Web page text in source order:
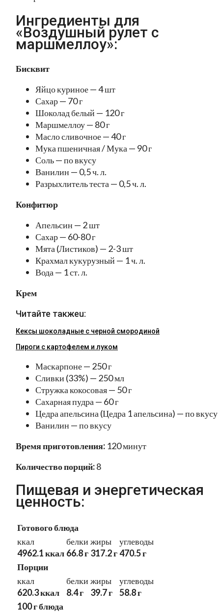
Ингредиенты для
«Воздушный рулет с
маршмеллоу»:
Бисквит
Яйцо куриное — 4 шт
Сахар — 70 г
Шоколад белый — 120 г
Маршмеллоу — 80 г
Масло сливочное — 40 г
Мука пшеничная / Мука — 90 г
Соль — по вкусу
Ванилин — 0,5 ч. л.
Разрыхлитель теста — 0,5 ч. л.
Конфитюр
Апельсин — 2 шт
Сахар — 60-80 г
Мята (Листиков) — 2-3 шт
Крахмал кукурузный — 1 ч. л.
Вода — 1 ст. л.
Крем
Читайте такжеu:
Кексы шоколадные с черной смородиной
Пироги c картофелем и луком
Маскарпоне — 250 г
Сливки (33%) — 250 мл
Стружка кокосовая — 50 г
Сахарная пудра — 60 г
Цедра апельсина (Цедра 1 апельсина) — по вкусу
Ванилин — по вкусу
Время приготовления: 120 минут
Количество порций:8
Пищевая и энергетическая
ценность:
Готового блюда
ккал
4962.1 ккал
белки
66.8 г
жиры
317.2 г
углеводы
470.5 г
Порции
ккал
620.3 ккал
белки
8.4 г
жиры
39.7 г
углеводы
58.8 г
100 г блюда